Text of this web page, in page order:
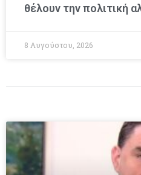
θέλουν την πολιτική
8 Αυγούστου, 2026